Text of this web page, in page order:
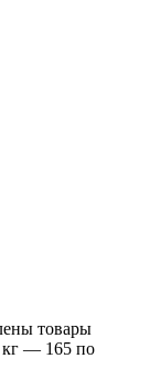
товары
кг — 165 по